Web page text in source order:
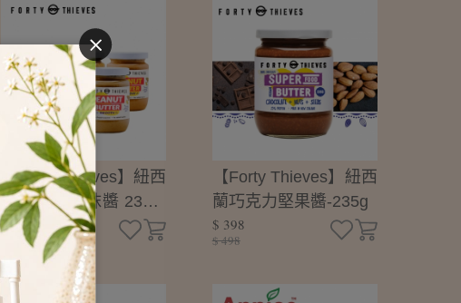
【Forty Thieves】紐西
蘭頂級堅果抹醬 235g-
任選3瓶
$ 911
$ 1,194
【Forty Thieves】紐西
蘭巧克力堅果醬-235g
$ 398
$ 498